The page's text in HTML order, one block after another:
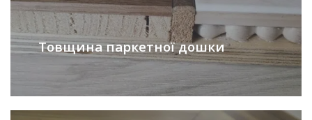
Товщина паркетної дошки